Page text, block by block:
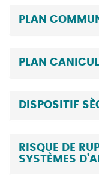
PLAN
PLAN
DISPOSITIF
RISQUE DE
SYSTÈMES